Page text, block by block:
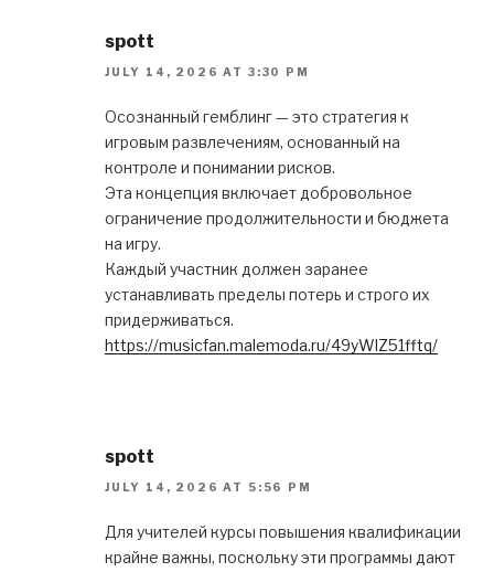
spott
JULY 14, 2026 AT 3:30 PM
Осознанный гемблинг — это стратегия к
игровым развлечениям, основанный на
контроле и понимании рисков.
Эта концепция включает добровольное
ограничение продолжительности и бюджета
на игру.
Каждый участник должен заранее
устанавливать пределы потерь и строго их
придерживаться.
https://musicfan.malemoda.ru/49yWlZ51fftq/
spott
JULY 14, 2026 AT 5:56 PM
Для учителей курсы повышения квалификации
крайне важны, поскольку эти программы дают